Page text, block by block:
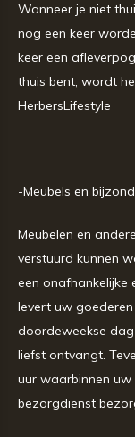
Wanneer je niet
nog een keer
keer een
thuis bent, wordt
HerbersLifestyle
-Meubels en
Meubelen en
verstuurd kunnen
een onafhankelijke
levert uw
doordeweekse
liefst ontvangt.
uur waarbinnen
bezorgdienst